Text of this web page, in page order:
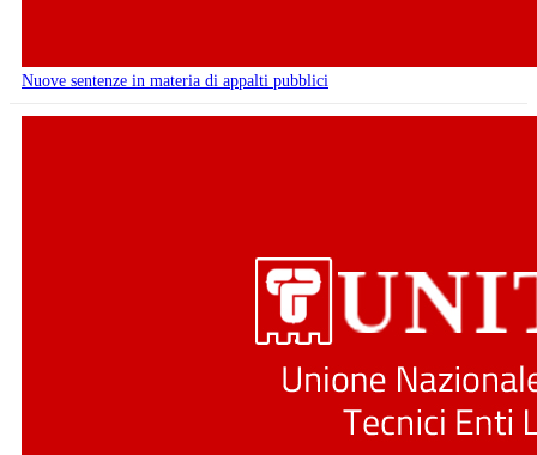
Nuove sentenze in materia di appalti pubblici